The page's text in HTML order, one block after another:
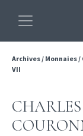
Archives/ Monnaies/
VII